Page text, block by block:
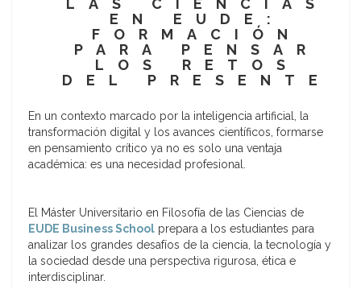
LAS CIENCIAS
EN EUDE:
FORMACIÓN
PARA PENSAR
LOS RETOS
DEL PRESENTE
En un contexto marcado por la inteligencia artificial, la
transformación digital y los avances científicos, formarse
en pensamiento crítico ya no es solo una ventaja
académica: es una necesidad profesional.
El Máster Universitario en Filosofía de las Ciencias de
EUDE Business School prepara a los estudiantes para
analizar los grandes desafíos de la ciencia, la tecnología y
la sociedad desde una perspectiva rigurosa, ética e
interdisciplinar.